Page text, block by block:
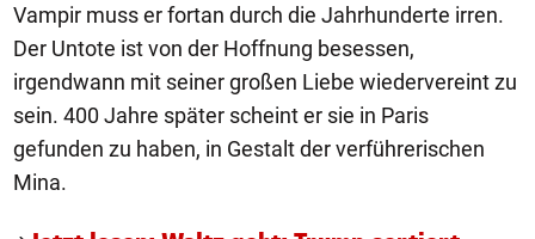
Vampir muss er fortan durch die Jahrhunderte irren.
Der Untote ist von der Hoffnung besessen,
irgendwann mit seiner großen Liebe wiedervereint zu
sein. 400 Jahre später scheint er sie in Paris
gefunden zu haben, in Gestalt der verführerischen
Mina.